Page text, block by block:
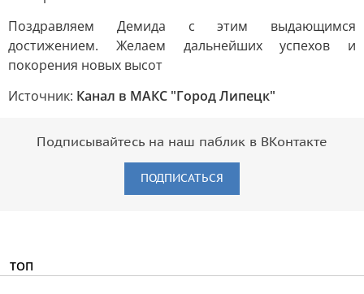
Поздравляем Демида с этим выдающимся
достижением. Желаем дальнейших успехов и
покорения новых высот
Источник: Канал в МАКС "Город Липецк"
Подписывайтесь на наш паблик в ВКонтакте
ПОДПИСАТЬСЯ
ТОП